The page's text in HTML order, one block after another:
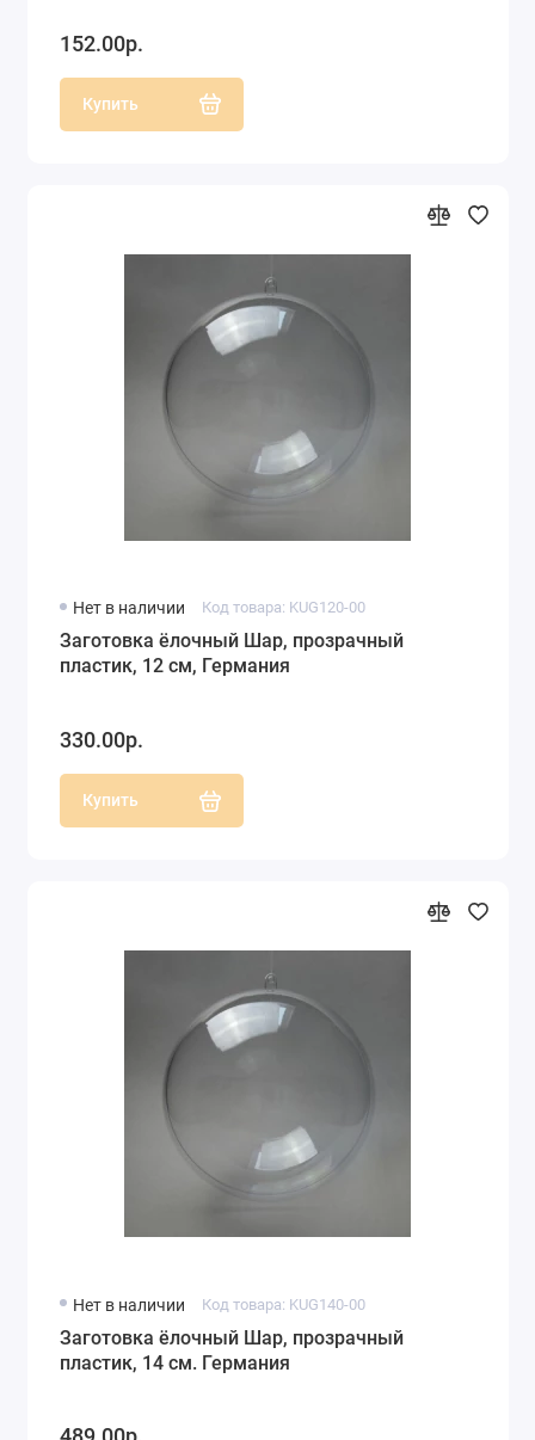
152.00р.
Купить
Нет в наличии Код товара: KUG120-00
Заготовка ёлочный Шар, прозрачный
пластик, 12 см, Германия
330.00р.
Купить
Нет в наличии Код товара: KUG140-00
Заготовка ёлочный Шар, прозрачный
пластик, 14 см. Германия